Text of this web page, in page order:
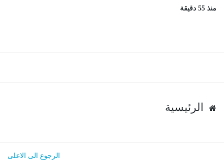
منذ 55 دقيقة
الرئيسية
الرجوع الى الاعلى